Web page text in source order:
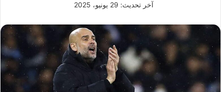
آخر تحديث: 29 يونيو، 2025